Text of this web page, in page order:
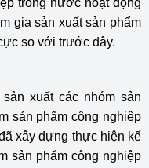
trong nước hoạt động
gia sản xuất sản phẩm
so với trước đây.
xuất các nhóm sản
sản phẩm công nghiệp
xây dựng thực hiện kế
sản phẩm công nghiệp